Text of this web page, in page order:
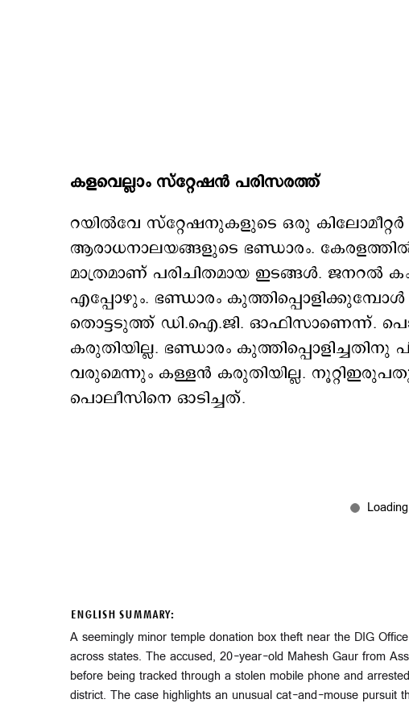
കളവെല്ലാം സ്റ്റേഷന്‍ പരിസരത്ത്
​റയില്‍വേ സ്റ്റേഷനുകളുടെ ഒരു
ആരാധനാലയങ്ങളുടെ ഭണ്ഡാരം.
മാത്രമാണ് പരിചിതമായ ഇടങ്ങള്‍. ജനറല്‍
എപ്പോഴും. ഭണ്ഡാരം കുത്തിപ്പൊളിക്കുമ്പോള്‍
തൊട്ടടുത്ത് ഡി.ഐ.ജി. ഓഫിസാണെന്ന്.
കരുതിയില്ല. ഭണ്ഡാരം കുത്തിപ്പൊളിച്ചതിനു
വരുമെന്നും കള്ളന്‍ കരുതിയില്ല.
പൊലീസിനെ ഓടിച്ചത്.
ENGLISH SUMMARY:
A seemingly minor temple donation box theft near the DIG
across states. The accused, 20-year-old Mahesh Gaur from
before being tracked through a stolen mobile phone and
district. The case highlights an unusual cat-and-mouse pursuit